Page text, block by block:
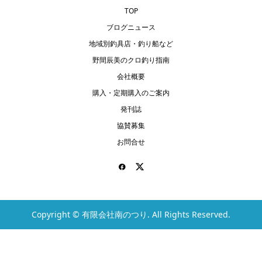
TOP
ブログニュース
地域別釣具店・釣り船など
野間辰美のクロ釣り指南
会社概要
購入・定期購入のご案内
発刊誌
協賛募集
お問合せ
Copyright © 有限会社南のつり. All Rights Reserved.